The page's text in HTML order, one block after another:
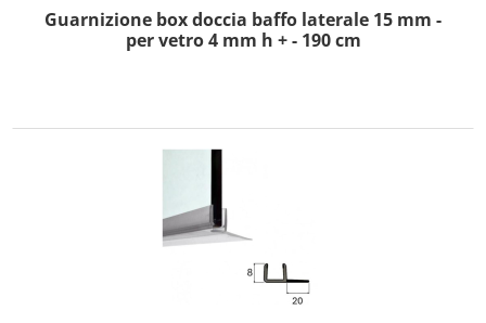
Guarnizione box doccia baffo laterale 15 mm -
per vetro 4 mm h + - 190 cm